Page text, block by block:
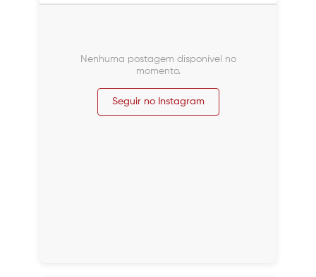
Nenhuma postagem disponível no
momento.
Seguir no Instagram